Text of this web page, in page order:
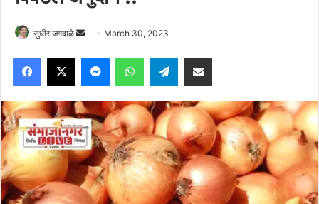
सुधीर जगदाळे
Send
email
March 30, 2023
Facebook
X MessengerWhatsAppTelegramShare via Email